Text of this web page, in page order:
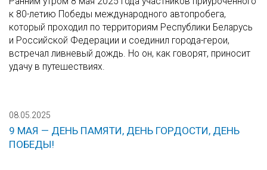
к 80-летию Победы международного автопробега,
который проходил по территориям Республики Беларусь
и Российской Федерации и соединил города-герои,
встречал ливневый дождь. Но он, как говорят, приносит
удачу в путешествиях.
08.05.2025
9 МАЯ — ДЕНЬ ПАМЯТИ, ДЕНЬ ГОРДОСТИ, ДЕНЬ
ПОБЕДЫ!